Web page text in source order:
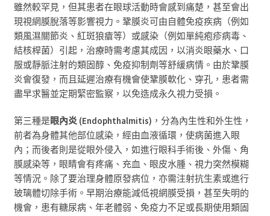
雖然較罕見，但其患者在眼球活動時會感到痛楚，甚至會出
現視網膜脫落等影響視力。鞏膜炎可由自體免疫疾病（例如
類風濕關節炎、紅斑狼瘡等）或感染（例如單純疱疹病毒、
結核桿菌）引起，治療時需考慮其成因，以消炎眼藥水、口
服或靜脈注射的類固醇、免疫抑制劑等舒緩病情。 由於鞏膜
炎會復發，而且延遲治療有機會使鞏膜軟化、穿孔，患者需
盡早求醫並定期緊密監察，以免造成永久視力受損。
第三種是眼內炎(Endophthalmitis) ， 分為內生性和外生性，
前者為身體其他部位感染，經由血液循環，使病菌進入眼
內；而後者則是從眼外侵入，如進行眼科手術後、外傷、角
膜感染等，眼睛會有疼痛、充血、眼皮水腫、視力突然模糊
等情況。除了要治理身體原發病位，亦需注射抗生素或進行
玻璃體切除手術。早期治療能減低視網膜受損，甚至失明的
機會，患有糖尿病、年老體弱、免疫力不足或長期使用類固